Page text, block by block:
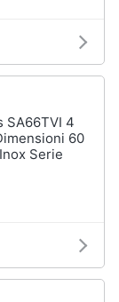
SA66TVI 4
60
Serie